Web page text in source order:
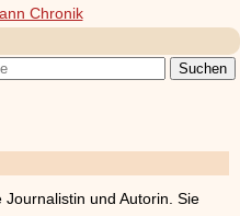
und Autorin. Sie